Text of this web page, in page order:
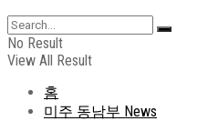
No Result
View All Result
홈
미주 동남부 News